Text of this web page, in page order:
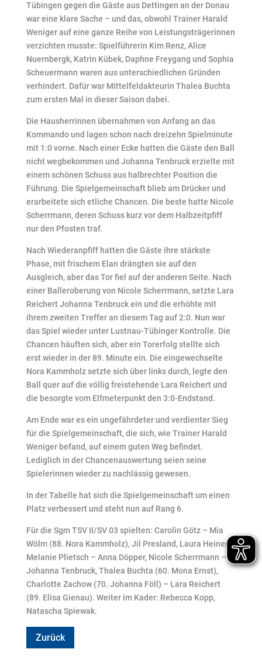
Tübingen gegen die Gäste aus Dettingen an der Donau
war eine klare Sache – und das, obwohl Trainer Harald
Weniger auf eine ganze Reihe von Leistungsträgerinnen
verzichten musste: Spielführerin Kim Renz, Alice
Nuernbergk, Katrin Kübek, Daphne Freygang und Sophia
Scheuermann waren aus unterschiedlichen Gründen
verhindert. Dafür war Mittelfeldakteurin Thalea Buchta
zum ersten Mal in dieser Saison dabei.
Die Hausherrinnen übernahmen von Anfang an das
Kommando und lagen schon nach dreizehn Spielminute
mit 1:0 vorne. Nach einer Ecke hatten die Gäste den Ball
nicht wegbekommen und Johanna Tenbruck erzielte mit
einem schönen Schuss aus halbrechter Position die
Führung. Die Spielgemeinschaft blieb am Drücker und
erarbeitete sich etliche Chancen. Die beste hatte Nicole
Scherrmann, deren Schuss kurz vor dem Halbzeitpfiff
nur den Pfosten traf.
Nach Wiederanpfiff hatten die Gäste ihre stärkste
Phase, mit frischem Elan drängten sie auf den
Ausgleich, aber das Tor fiel auf der anderen Seite. Nach
einer Balleroberung von Nicole Scherrmann, setzte Lara
Reichert Johanna Tenbruck ein und die erhöhte mit
ihrem zweiten Treffer an diesem Tag auf 2:0. Nun war
das Spiel wieder unter Lustnau-Tübinger Kontrolle. Die
Chancen häuften sich, aber ein Torerfolg stellte sich
erst wieder in der 89. Minute ein. Die eingewechselte
Nora Kammholz setzte sich über links durch, legte den
Ball quer auf die völlig freistehende Lara Reichert und
die besorgte vom Elfmeterpunkt den 3:0-Endstand.
Am Ende war es ein ungefährdeter und verdienter Sieg
für die Spielgemeinschaft, die sich, wie Trainer Harald
Weniger befand, auf einem guten Weg befindet.
Lediglich in der Chancenauswertung seien seine
Spielerinnen wieder zu nachlässig gewesen.
In der Tabelle hat sich die Spielgemeinschaft um einen
Platz verbessert und steht nun auf Rang 6.
Für die Sgm TSV II/SV 03 spielten: Carolin Götz – Mia
Wölm (88. Nora Kammholz), Jil Presland, Laura Heiner,
Melanie Plietsch – Anna Döpper, Nicole Scherrmann –
Johanna Tenbruck, Thalea Buchta (60. Mona Ernst),
Charlotte Zachow (70. Johanna Föll) – Lara Reichert
(89. Elisa Gienau). Weiter im Kader: Rebecca Kopp,
Natascha Spiewak.
Zurück